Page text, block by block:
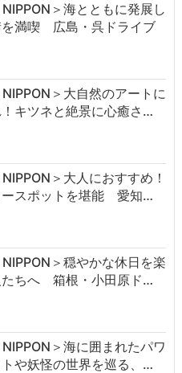
＞海とともに発展し
を満喫 広島・呉ドライブ
＞大自然のアートに
キツネと絶景に心癒さ…
＞大人におすすめ！
ースポットを堪能 愛知…
＞穏やかな休日を楽
たちへ 箱根・小田原ド…
＞海に囲まれたパワ
や妖怪の世界を巡る、…